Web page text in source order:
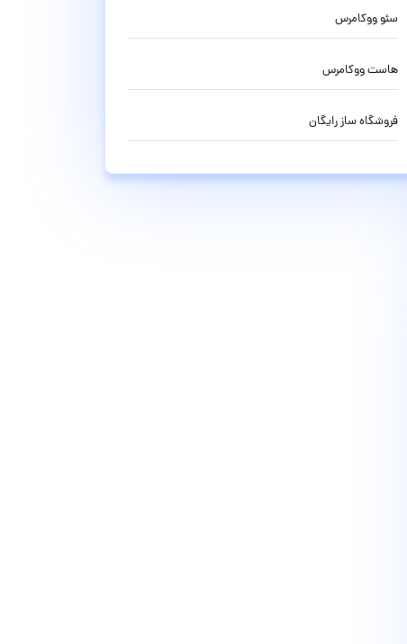
سئو ووکامرس
هاست ووکامرس
فروشگاه ساز رایگان